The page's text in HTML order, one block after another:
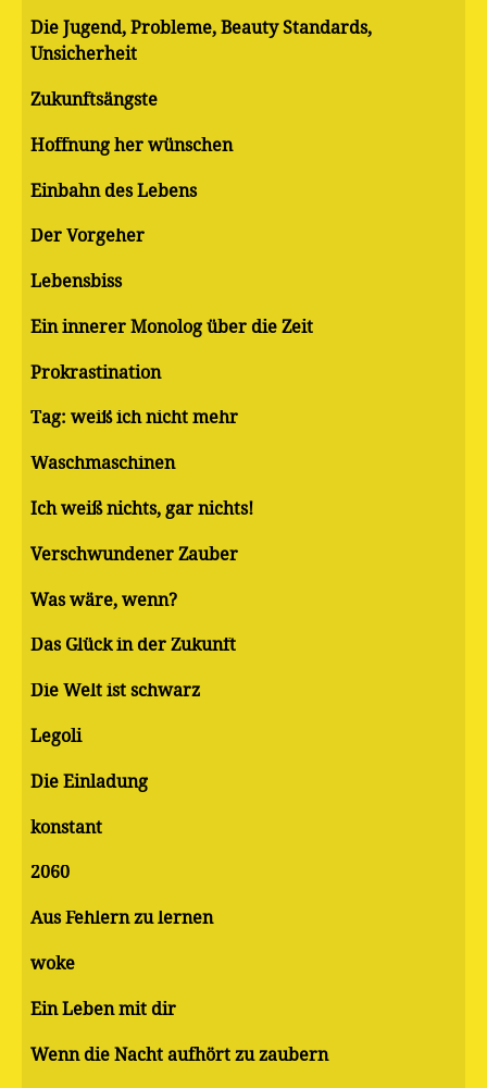
Die Jugend, Probleme, Beauty Standards,
Unsicherheit
Zukunftsängste
Hoffnung her wünschen
Einbahn des Lebens
Der Vorgeher
Lebensbiss
Ein innerer Monolog über die Zeit
Pro­kras­ti­na­ti­on
Tag: weiß ich nicht mehr
Waschmaschinen
Ich weiß nichts, gar nichts!
Verschwundener Zauber
Was wäre, wenn?
Das Glück in der Zukunft
Die Welt ist schwarz
Legoli
Die Einladung
konstant
2060
Aus Fehlern zu lernen
woke
Ein Leben mit dir
Wenn die Nacht aufhört zu zaubern